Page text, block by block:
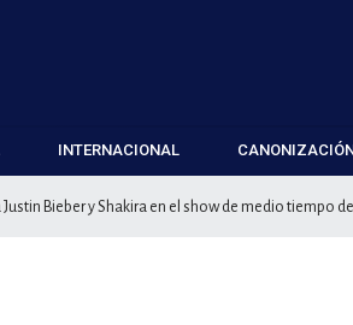
INTERNACIONAL
Bieber y Shakira en el show de medio tiempo